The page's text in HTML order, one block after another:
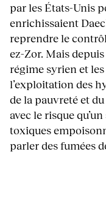
par les États-Unis
enrichissaient
reprendre le
ez-Zor. Mais
régime syrien et
l’exploitation des
de la pauvreté et
avec le risque
toxiques
parler des fumées